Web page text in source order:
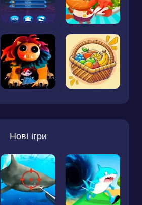
Нові ігри